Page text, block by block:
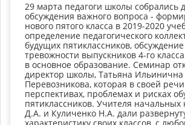
29 марта педагоги школы собрались
обсуждения важного вопроса -
нового пятого класса в 2019-2020
определение педагогического
будущих пятиклассников,
тревожности выпускников 4-го
в основное образование. Семинар
директор школы, Татьяна Ильинична
Перевозникова, которая в своей
перспективах, проблемах и рисках
пятиклассников. Учителя начальных
Д.А. и Куличенко Н.А. дали